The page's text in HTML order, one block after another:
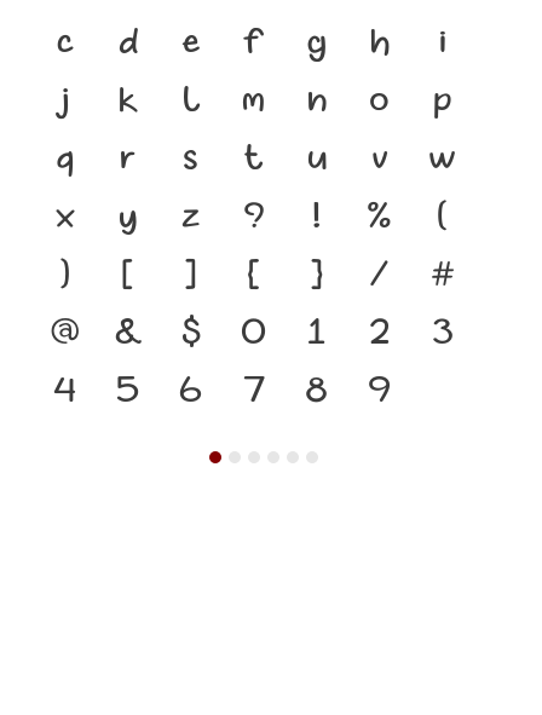
c d e f g h i
j k l m n o p
q r s t u v w
x y z ? ! % (
) [ ] { } / #
@ & $ 0 1 2 3
4 5 6 7 8 9